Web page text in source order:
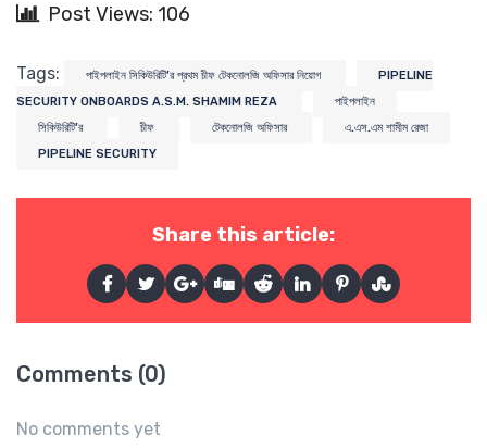
Post Views: 106
Tags: পাইপলাইন সিকিউরিটি’র প্রথম চীফ টেকনোলজি অফিসার নিয়োগ
PIPELINE
SECURITY ONBOARDS A.S.M. SHAMIM REZA
পাইপলাইন
সিকিউরিটি’র
চীফ টেকনোলজি অফিসার
এ.এস.এম শামীম রেজা
PIPELINE SECURITY
Share this article:
Comments (0)
No comments yet